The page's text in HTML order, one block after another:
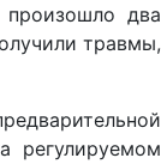
произошло два
травмы,
регулируемом